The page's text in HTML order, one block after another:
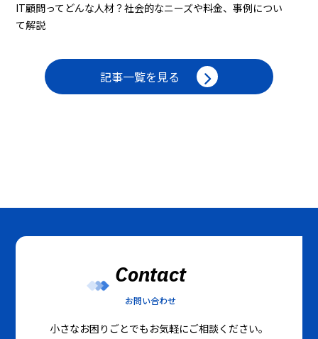
IT顧問ってどんな人材？社会的なニーズや料金、事例につい
て解説
記事一覧を見る
Contact
お問い合わせ
小さなお困りごとでもお気軽にご相談ください。